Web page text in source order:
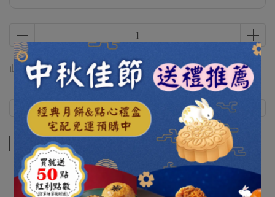
此商品 「 最高 」可以折抵紅利0點 (約等於NT$0)
商品介紹
商品介紹